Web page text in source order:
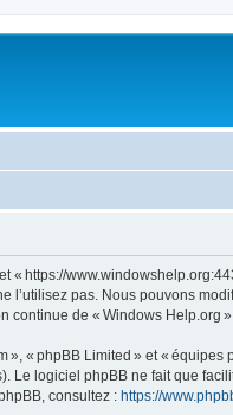
https://
l’utilisez pas. Nous pouvons
de « Windows Help.org
« phpBB Limited » et «
Le logiciel phpBB ne fait que
consultez : https://